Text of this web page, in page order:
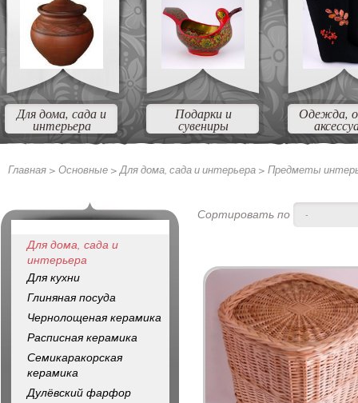
Для дома, сада и
интерьера
Подарки и
сувениры
Одежда,
Главная > Основные >Для дома, сада и интерьера > Предметы
Сортировать по -
Для дома, сада и
интерьера
Для кухни
Глиняная посуда
Чернолощеная керамика
Расписная керамика
Семикаракорская
керамика
Дулёвский фарфор